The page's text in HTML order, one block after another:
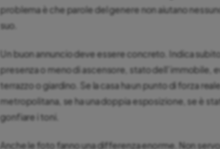
problema è che parole del genere non aiutano
suo.
Un buon annuncio deve essere concreto. Indica
presenza o meno di ascensore, stato dell’immobile,
terrazzo o giardino. Se la casa ha un punto di forza
metropolitana, se ha una doppia esposizione, se è
gonfiare i toni.
Anche le foto fanno una differenza enorme. Non